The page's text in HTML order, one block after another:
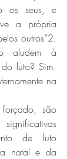
os seus, e
a própria
outros”2.
aludem à
luto? Sim.
na
são
de luto
natal e da